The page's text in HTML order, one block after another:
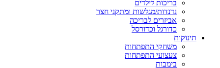
בריכות לילדים
נדנדות/מגלשות ומתקני חצר
אביזרים לבריכה
כדורגל וכדורסל
תינוקות
משחקי התפתחות
צעצועי התפתחות
בימבות